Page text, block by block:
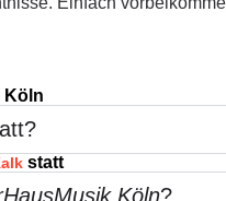
Köln
statt
Köln?